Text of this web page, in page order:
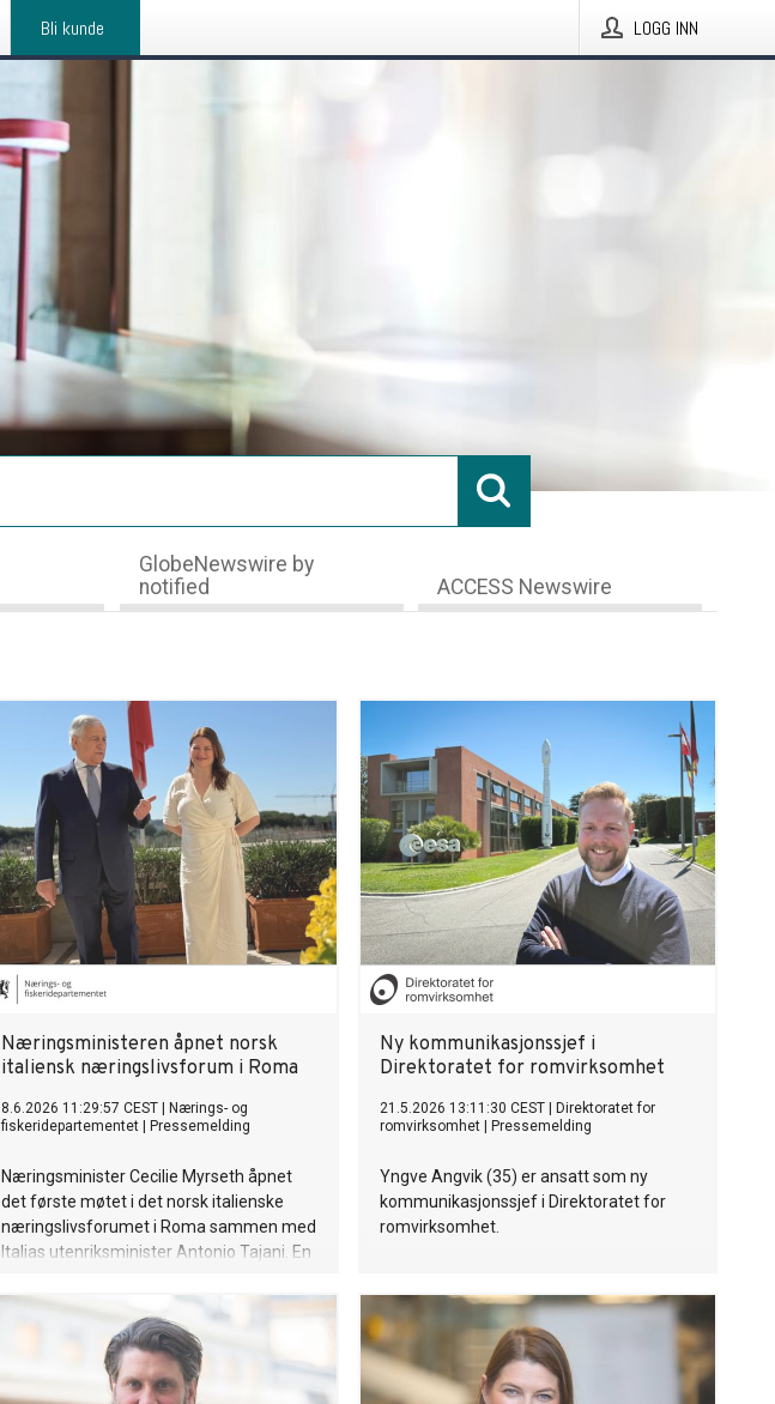
Bli kunde LOGG INN
GlobeNewswire by
notified
ACCESS Newswire
Næringsministeren åpnet norsk
italiensk næringslivsforum i Roma
8.6.2026 11:29:57 CEST
Nærings- og
fiskeridepartementet
Pressemelding
Næringsminister Cecilie Myrseth åpnet
det første møtet i det norsk italienske
næringslivsforumet i Roma sammen med
Italias utenriksminister Antonio Tajani. En
deltok på arrangementet.
Ny kommunikasjonssjef i
Direktoratet for romvirksomhet
21.5.2026 13:11:30 CEST
Direktoratet for
romvirksomhet
Pressemelding
Yngve Angvik (35) er ansatt som ny
kommunikasjonssjef i Direktoratet for
romvirksomhet.